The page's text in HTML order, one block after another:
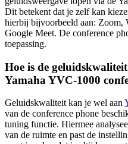
Dit betekent dat je zelf kan
hierbij bijvoorbeeld aan: Zoom,
Google Meet. De conference
toepassing.
Hoe is de
Yamaha YVC-1000
Geluidskwaliteit kan je wel aan
van de conference phone
tuning functie. Hiermee
van de ruimte en past de